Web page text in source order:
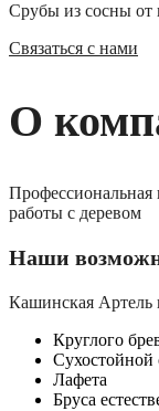
Срубы из сосны от
Связаться с нами
О
работы с деревом
Наши
Кашинская Артель
Круглого
Сухостойной
Лафета
Бруса